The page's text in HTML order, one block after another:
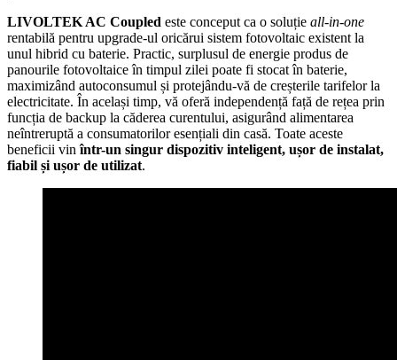
LIVOLTEK AC Coupled este conceput ca o soluție all-in-one
rentabilă pentru upgrade-ul oricărui sistem fotovoltaic existent la
unul hibrid cu baterie. Practic, surplusul de energie produs de
panourile fotovoltaice în timpul zilei poate fi stocat în baterie,
maximizând autoconsumul și protejându-vă de creșterile tarifelor la
electricitate. În același timp, vă oferă independență față de rețea prin
funcția de backup la căderea curentului, asigurând alimentarea
neîntreruptă a consumatorilor esențiali din casă. Toate aceste
beneficii vinîntr-un singur dispozitiv inteligent, ușor de instalat,
fiabil și ușor de utilizat.